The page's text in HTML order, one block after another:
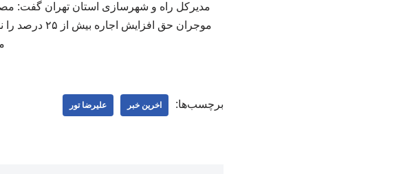
موجران حق
برچسب‌ها: اخرین خبر علیرضا تور